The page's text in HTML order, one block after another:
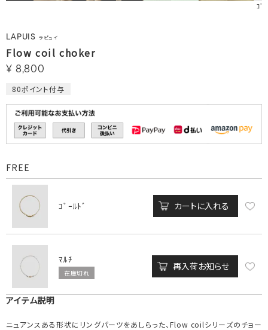
ｺﾞ
LAPUIS ラピュイ
Flow coil choker
¥ 8,800
80ポイント付与
FREE
ｺﾞｰﾙﾄﾞ カートに入れる
ﾏﾙﾁ
在庫切れ
再入荷お知らせ
アイテム説明
ニュアンスある形状にリングパーツをあしらった、Flow coilシリーズのチョー